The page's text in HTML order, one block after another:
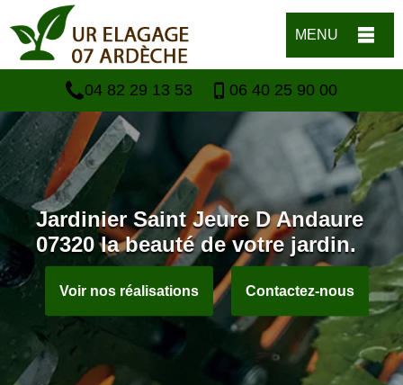
MENU
04 82 29 13 53 06 40 25 90 00
Jardinier Saint Jeure D Andaure
07320 la beauté de votre jardin.
Voir nos réalisations Contactez-nous